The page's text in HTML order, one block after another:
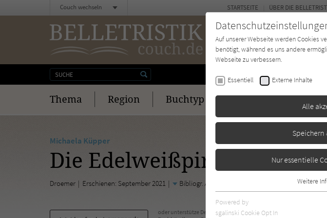
Thema Region Buchtyp Autor*in
STARTSEITE ÜBER DIE
Couch wechseln
Michaela Küpper
Die Edelweißpiratin
Droemer Erschienen: September 2021 Bibliogr. Angaben
oder unterstütze Deinen
Auf unserer Webseite werden Cookies
benötigt, während es uns andere
Webseite zu verbessern.
Essentiell Externe Inhalte
Alle
Speichern
Nur essentielle
Essentielle Cookies werden für
benötigt. Dadurch ist gewährleistet,
Weitere
Powered by
sgalinski Cookie Opt In